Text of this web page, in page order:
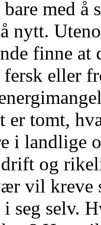
med
nytt.
finne at
eller
er tomt,
i landlige
og
vil kreve
seg selv.